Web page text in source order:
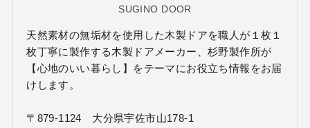
SUGINO DOOR
天然素材の無垢材を使用した木製ドアを職人が１枚１
枚丁寧に製作する木製ドアメーカー、杉野製作所が
【心地のいい暮らし】をテーマにお役立ち情報をお届
けします。
〒879-1124 大分県宇佐市山178-1